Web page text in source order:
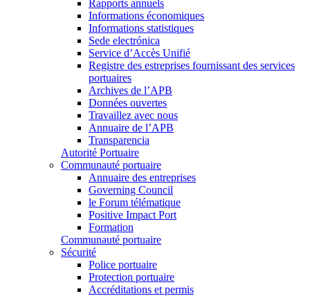
Rapports annuels
Informations économiques
Informations statistiques
Sede electrónica
Service d’Accès Unifié
Registre des estreprises fournissant des services
portuaires
Archives de l’APB
Données ouvertes
Travaillez avec nous
Annuaire de l’APB
Transparencia
Autorité Portuaire
Communauté portuaire
Annuaire des entreprises
Governing Council
le Forum télématique
Positive Impact Port
Formation
Communauté portuaire
Sécurité
Police portuaire
Protection portuaire
Accréditations et permis